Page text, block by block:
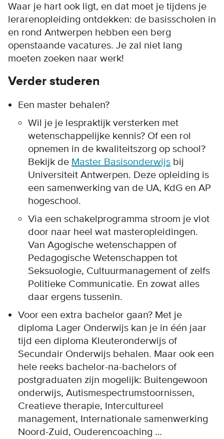
Waar je hart ook ligt, en dat moet je tijdens je
lerarenopleiding ontdekken: de basisscholen in
en rond Antwerpen hebben een berg
openstaande vacatures. Je zal niet lang
moeten zoeken naar werk!
Verder studeren
Een master behalen?
Wil je je lespraktijk versterken met
wetenschappelijke kennis? Of een rol
opnemen in de kwaliteitszorg op school?
Bekijk de Master Basisonderwijs bij
Universiteit Antwerpen. Deze opleiding is
een samenwerking van de UA, KdG en AP
hogeschool.
Via een schakelprogramma stroom je vlot
door naar heel wat masteropleidingen.
Van Agogische wetenschappen of
Pedagogische Wetenschappen tot
Seksuologie, Cultuurmanagement of zelfs
Politieke Communicatie. En zowat alles
daar ergens tussenin.
Voor een extra bachelor gaan? Met je
diploma Lager Onderwijs kan je in één jaar
tijd een diploma Kleuteronderwijs of
Secundair Onderwijs behalen. Maar ook een
hele reeks bachelor-na-bachelors of
postgraduaten zijn mogelijk: Buitengewoon
onderwijs, Autismespectrumstoornissen,
Creatieve therapie, Intercultureel
management, Internationale samenwerking
Noord-Zuid, Ouderencoaching …